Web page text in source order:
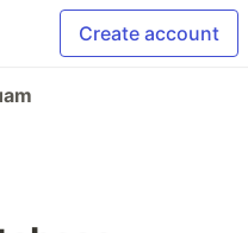
Create account